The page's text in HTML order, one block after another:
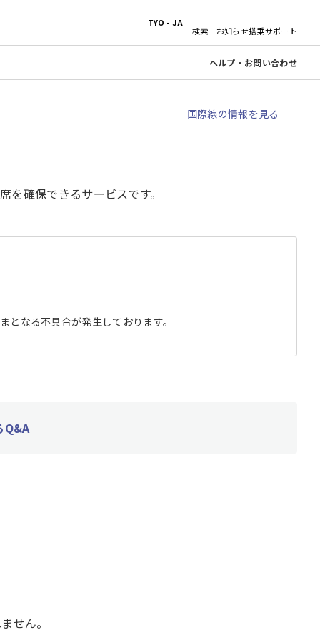
TYO - JA
検索 お知らせ搭乗サポート
ヘルプ・お問い合わせ
国際線の情報を見る
確保できるサービスです。
なる不具合が発生しております。
Q&A
せん。